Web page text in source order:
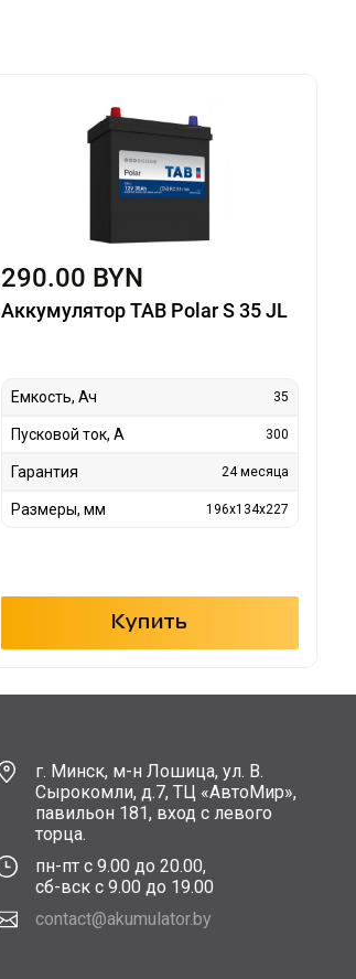
290.00 BYN
Аккумулятор TAB Polar S 35 JL
Емкость, Ач 35
Пусковой ток, А 300
Гарантия 24 месяца
Размеры, мм 196x134x227
Купить
г. Минск, м-н Лошица, ул. В.
Сырокомли, д.7, ТЦ «АвтоМир»,
павильон 181, вход с левого
торца.
пн-пт с 9.00 до 20.00,
сб-вск с 9.00 до 19.00
contact@akumulator.by